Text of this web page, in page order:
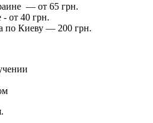
— от 65 грн.
от 40 грн.
по Киеву — 200 грн.